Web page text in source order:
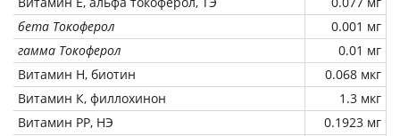
бета Токоферол
0.001 мг
гамма Токоферол
0.01 мг
Витамин Н, биотин
0.068 мкг
Витамин К, филлохинон
1.3 мкг
Витамин РР, НЭ
0.1923 мг